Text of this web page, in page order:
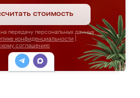
стоимость
передачу персональных данных
конфиденциальности
соглашению